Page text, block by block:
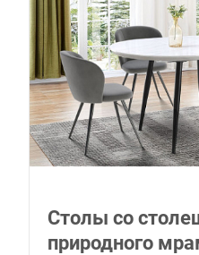
Столы со
природного